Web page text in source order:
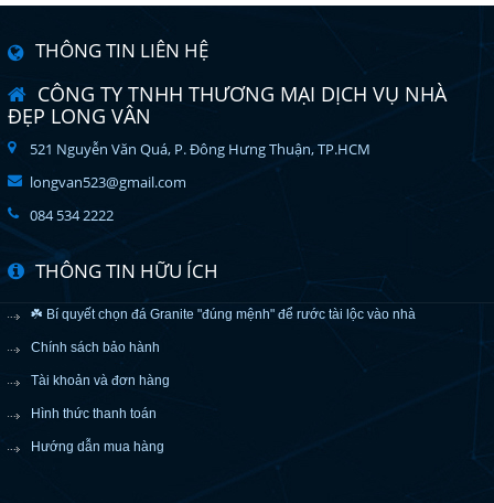
THÔNG TIN LIÊN HỆ
CÔNG TY TNHH THƯƠNG MẠI DỊCH VỤ NHÀ
ĐẸP LONG VÂN
521 Nguyễn Văn Quá, P. Đông Hưng Thuận, TP.HCM
longvan523@gmail.com
084 534 2222
THÔNG TIN HỮU ÍCH
☘️ Bí quyết chọn đá Granite "đúng mệnh" để rước tài lộc vào nhà
Chính sách bảo hành
Tài khoản và đơn hàng
Hình thức thanh toán
Hướng dẫn mua hàng